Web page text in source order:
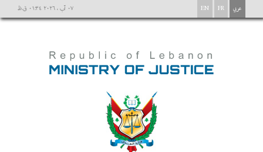
٠٧ آب ، ٢٠٢٦ ٠١:٣٤ ق.ظ EN FR عربي